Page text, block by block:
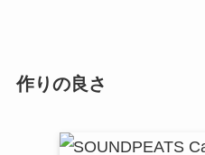
作りの良さ